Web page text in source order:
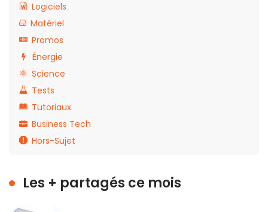
Logiciels
Matériel
Promos
Énergie
Science
Tests
Tutoriaux
Business Tech
Hors-Sujet
Les + partagés ce mois